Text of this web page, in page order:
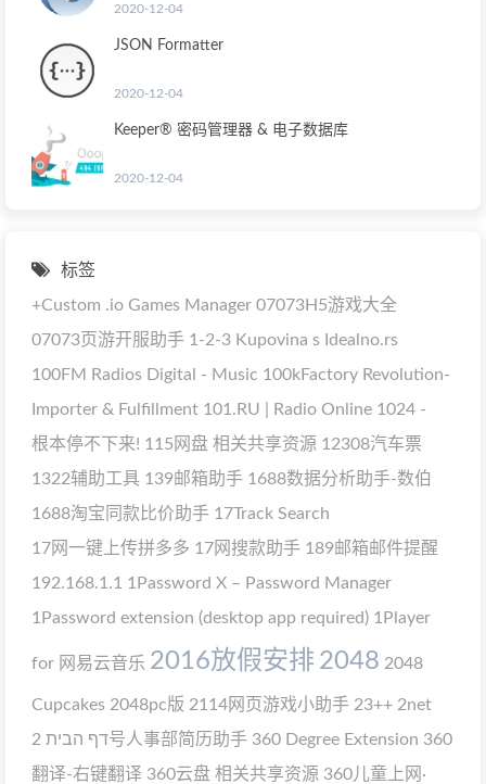
2020-12-04
JSON Formatter
2020-12-04
Keeper® 密码管理器 & 电子数据库
2020-12-04
标签
+Custom .io Games Manager 07073H5游戏大全
07073页游开服助手 1-2-3 Kupovina s Idealno.rs
100FM Radios Digital - Music 100kFactory Revolution-
Importer & Fulfillment 101.RU | Radio Online 1024 -
根本停不下来! 115网盘 相关共享资源 12308汽车票
1322辅助工具 139邮箱助手 1688数据分析助手-数伯
1688淘宝同款比价助手 17Track Search
17网一键上传拼多多 17网搜款助手 189邮箱邮件提醒
192.168.1.1 1Password X – Password Manager
1Password extension (desktop app required) 1Player
for 网易云音乐 2016放假安排 2048 2048
Cupcakes 2048pc版 2114网页游戏小助手 23++ 2net
דף הבית2号人事部简历助手 360 Degree Extension 360
翻译-右键翻译 360云盘 相关共享资源 360儿童上网·